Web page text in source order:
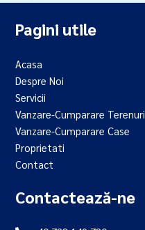
Pagini utile
Acasa
Despre Noi
Servicii
Vanzare-Cumparare Terenuri
Vanzare-Cumparare Case
Proprietati
Contact
Contactează-ne